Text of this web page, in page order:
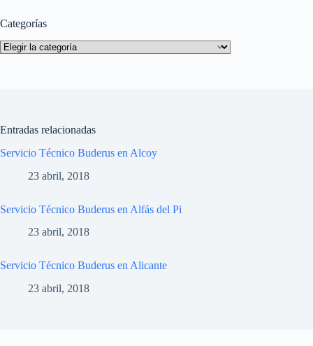
Categorías
Categorías
Entradas relacionadas
Servicio Técnico Buderus en Alcoy
23 abril, 2018
Servicio Técnico Buderus en Alfás del Pi
23 abril, 2018
Servicio Técnico Buderus en Alicante
23 abril, 2018